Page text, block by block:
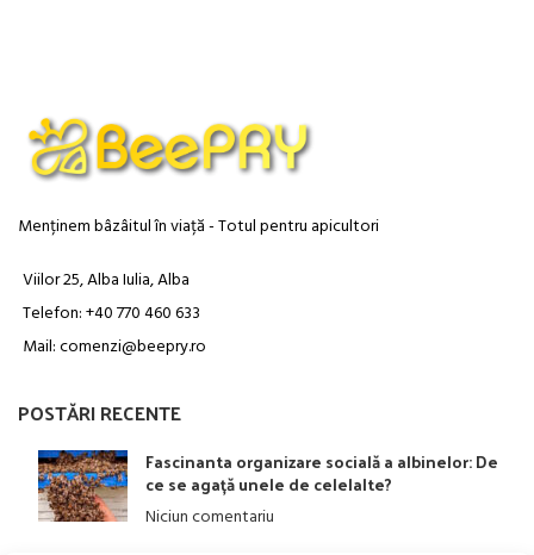
Menținem bâzâitul în viață - Totul pentru apicultori
Viilor 25, Alba Iulia, Alba
Telefon: +40 770 460 633
Mail: comenzi@beepry.ro
POSTĂRI RECENTE
Fascinanta organizare socială a albinelor: De
ce se agață unele de celelalte?
Niciun comentariu